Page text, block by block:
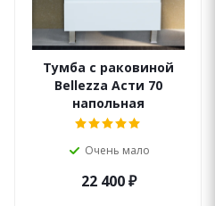
Тумба с раковиной
Bellezza Асти 70
напольная
Очень мало
22 400₽